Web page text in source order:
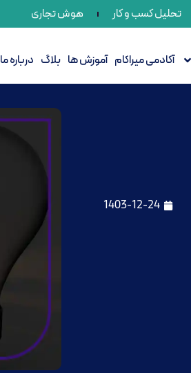
تحلیل کسب و کار هوش تجاری
آکادمی میراکام آموزش ها بلاگ درباره ما
1403-12-24